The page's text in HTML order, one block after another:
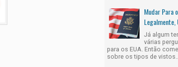
Mala de Viagem e Mochila dos Parques. O que levar dentro
Mudar Para
Legalmente,
Já algum
várias
para os EUA. Então
sobre os tipos de